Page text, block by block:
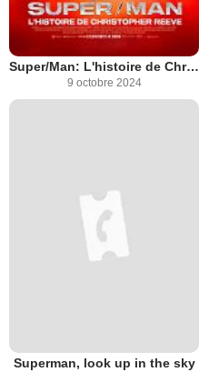
Super/Man: L'histoire de Christopher Reeve
9 octobre 2024
Superman, look up in the sky